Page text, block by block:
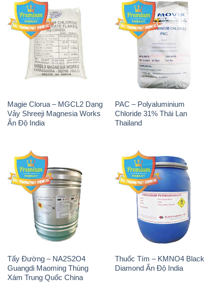
Magie Clorua – MGCL2 Dạng
Vảy Shreeji Magnesia Works
Ấn Độ India
PAC – Polyaluminium
Chloride 31% Thái Lan
Thailand
Tẩy Đường – NA2S2O4
Guangdi Maoming Thùng
Xám Trung Quốc China
Thuốc Tím – KMNO4 Black
Diamond Ấn Độ India